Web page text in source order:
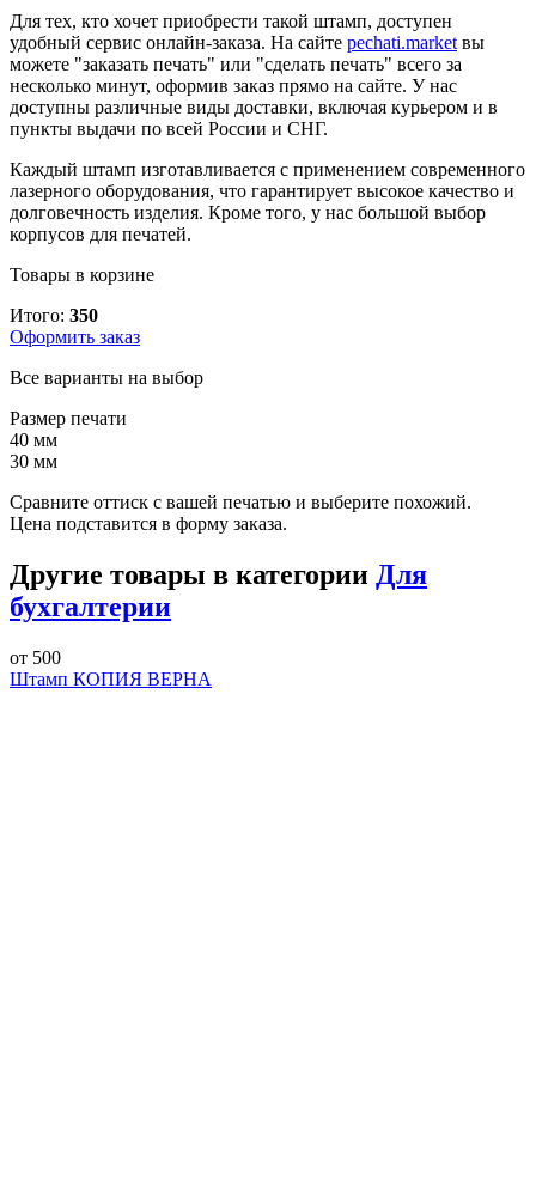
Для тех, кто хочет приобрести такой штамп, доступен
удобный сервис онлайн-заказа. На сайте pechati.market вы
можете "заказать печать" или "сделать печать" всего за
несколько минут, оформив заказ прямо на сайте. У нас
доступны различные виды доставки, включая курьером и в
пункты выдачи по всей России и СНГ.
Каждый штамп изготавливается с применением современного
лазерного оборудования, что гарантирует высокое качество и
долговечность изделия. Кроме того, у нас большой выбор
корпусов для печатей.
Товары в корзине
Итого: 350
Оформить заказ
Все варианты на выбор
Размер печати
40 мм
30 мм
Сравните оттиск с вашей печатью и выберите похожий.
Цена подставится в форму заказа.
Другие товары в категории Для
бухгалтерии
от 500
Штамп КОПИЯ ВЕРНА